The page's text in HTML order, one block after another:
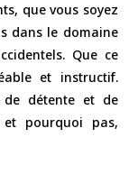
que vous soyez
dans le domaine
Que ce
et instructif.
de détente et de
pourquoi pas,